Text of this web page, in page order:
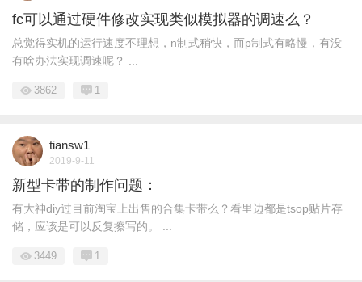
fc可以通过硬件修改实现类似模拟器的调速么？
总觉得实机的运行速度不理想，n制式稍快，而p制式有略慢，有没
有啥办法实现调速呢？ ...
3862 1
tiansw1
2019-9-11
新型卡带的制作问题：
有大神diy过目前淘宝上出售的合集卡带么？看里边都是tsop贴片存
储，应该是可以反复擦写的。 ...
3449 1